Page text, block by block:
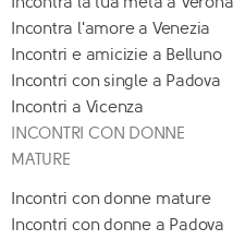
Incontra l'amore a Venezia
Incontri e amicizie a Belluno
Incontri con single a Padova
Incontri a Vicenza
INCONTRI CON DONNE
MATURE
Incontri con donne mature
Incontri con donne a Padova